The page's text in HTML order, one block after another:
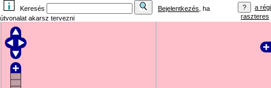
Keresés Bejelentkezés , ha
útvonalat akarsz tervezni
a régi
raszteres